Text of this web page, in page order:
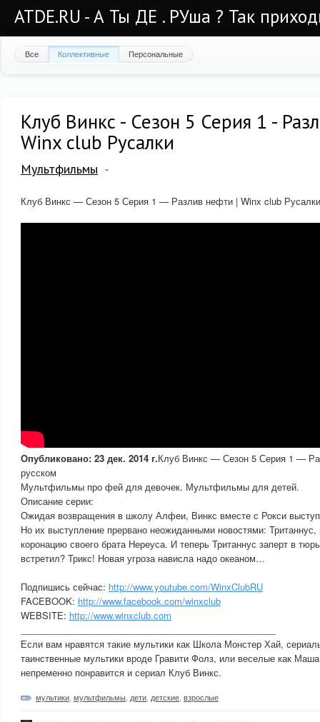
ATDE.RU - А Ты ДЕ . РУша ? Так
Все Коллективные Персональные
Клуб Винкс - Сезон 5 Серия 1 -
Winx club Русалки
Мультфильмы
Клуб Винкс — Сезон 5 Серия 1 — Разлив нефти | Winx club Русалки
Опубликовано: 23 дек. 2014 г.Клуб Винкс — Сезон 5 Серия 1 —
русском
Мультфильмы про фей для девочек. Мультфильмы для детей.
Описание серии:
Ожидая возвращения в школу Алфеи, Винкс вместе с Рокси
Но их выступление прервано неожиданными новостями:
коронацию своего брата Нереуса. И теперь Тританнус заперт в
встретил? Трикс! Новая угроза нависла надо океаном…
Подпишись сейчас: http://www.youtube.com/WinxClubRU
FACEBOOK: http://www.facebook.com/winxclub
WEBSITE: http://www.winxclub.com
Если вам нравятся такие мультики как Школа Монстер Хай,
таинственные мультики вроде Гравити Фолз, или веселые как
непременно понравится и сериал Клуб Винкс.
мультики мультфильмы дети детские взрослые